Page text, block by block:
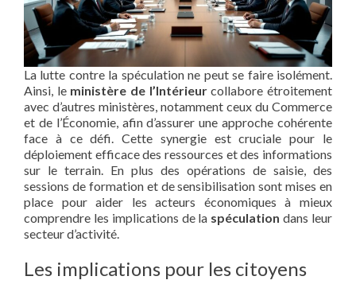
La lutte contre la spéculation ne peut se faire isolément.
Ainsi, le ministère de l’Intérieurcollabore étroitement
avec d’autres ministères, notamment ceux du Commerce
et de l’Économie, afin d’assurer une approche cohérente
face à ce défi. Cette synergie est cruciale pour le
déploiement efficace des ressources et des informations
sur le terrain. En plus des opérations de saisie, des
sessions de formation et de sensibilisation sont mises en
place pour aider les acteurs économiques à mieux
comprendre les implications de la spéculation dans leur
secteur d’activité.
Les implications pour les citoyens